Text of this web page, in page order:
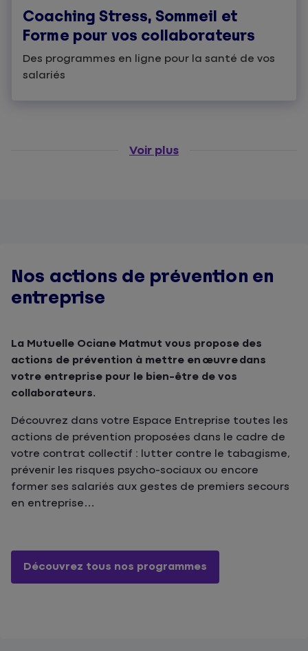
Coaching Stress, Sommeil et
Forme pour vos collaborateurs
Des programmes en ligne pour la santé de vos
salariés
Voir plus
Nos actions de prévention en
entreprise
La Mutuelle Ociane Matmut vous propose des
actions de prévention à mettre en œuvre dans
votre entreprise pour le bien-être de vos
collaborateurs.
Découvrez dans votre Espace Entreprise toutes les
actions de prévention proposées dans le cadre de
votre contrat collectif : lutter contre le tabagisme,
prévenir les risques psycho-sociaux ou encore
former ses salariés aux gestes de premiers secours
en entreprise…
Découvrez tous nos programmes